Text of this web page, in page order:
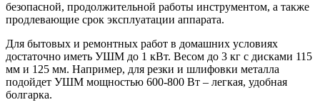
безопасной, продолжительной работы инструментом, а также
продлевающие срок эксплуатации аппарата.
Для бытовых и ремонтных работ в домашних условиях
достаточно иметь УШМ до 1 кВт. Весом до 3 кг с дисками 115
мм и 125 мм. Например, для резки и шлифовки металла
подойдет УШМ мощностью 600-800 Вт – легкая, удобная
болгарка.